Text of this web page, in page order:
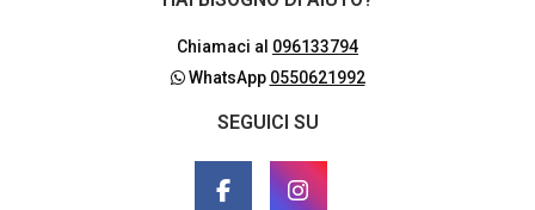
Chiamaci al 096133794
WhatsApp 0550621992
SEGUICI SU